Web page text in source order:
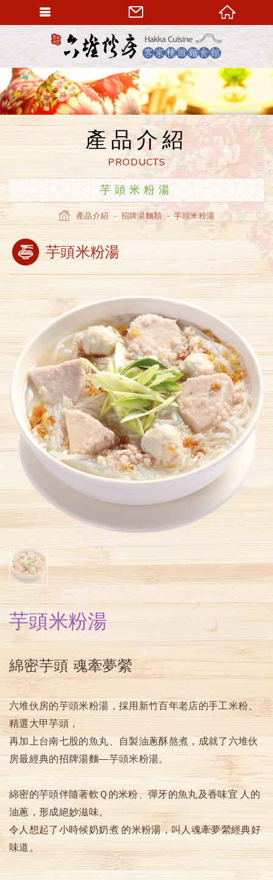
六堆伙房
產品介紹
PRODUCTS
芋頭米粉湯
Home
產品介紹 招牌湯麵類 芋頭米粉湯
芋頭米粉湯
芋頭米粉湯
綿密芋頭 魂牽夢縈
六堆伙房的芋頭米粉湯，採用新竹百年老店的手工米粉、
精選大甲芋頭，
再加上台南七股的魚丸、自製油蔥酥熬煮，成就了六堆伙
房最經典的招牌湯麵—芋頭米粉湯。
綿密的芋頭伴隨著軟Ｑ的米粉、彈牙的魚丸及香味宜 人的
油蔥，形成絕妙滋味。
令人想起了小時候奶奶煮 的米粉湯，叫人魂牽夢縈經典好
味道。